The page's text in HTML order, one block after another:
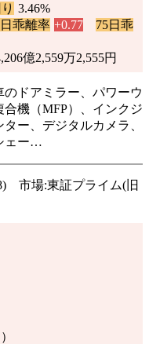
3.46%
乖離率 +0.77
75日乖
億2,559万2,555円
ドアミラー、パワーウ
機（MFP）、インクジ
ー、デジタルカメラ、
ェー…
市場:東証プライム(旧